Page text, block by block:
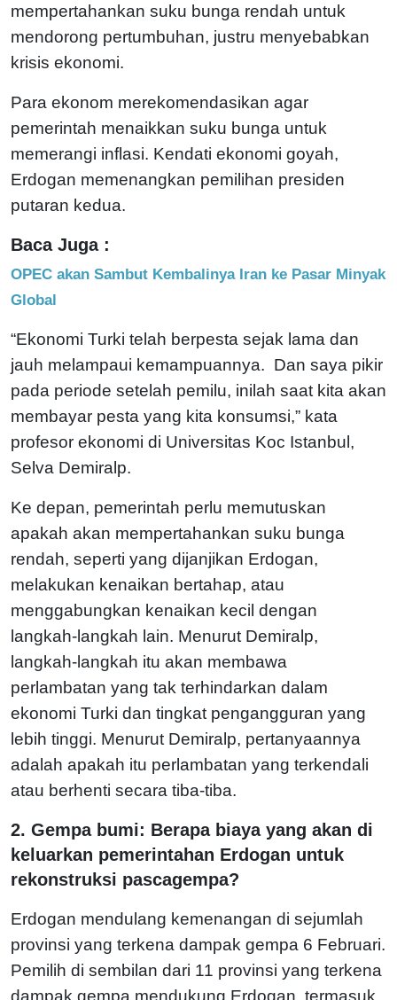
mempertahankan suku bunga rendah untuk
mendorong pertumbuhan, justru menyebabkan
krisis ekonomi.
Para ekonom merekomendasikan agar
pemerintah menaikkan suku bunga untuk
memerangi inflasi. Kendati ekonomi goyah,
Erdogan memenangkan pemilihan presiden
putaran kedua.
Baca Juga :
OPEC akan Sambut Kembalinya Iran ke Pasar Minyak
Global
“Ekonomi Turki telah berpesta sejak lama dan
jauh melampaui kemampuannya. Dan saya pikir
pada periode setelah pemilu, inilah saat kita akan
membayar pesta yang kita konsumsi,” kata
profesor ekonomi di Universitas Koc Istanbul,
Selva Demiralp.
Ke depan, pemerintah perlu memutuskan
apakah akan mempertahankan suku bunga
rendah, seperti yang dijanjikan Erdogan,
melakukan kenaikan bertahap, atau
menggabungkan kenaikan kecil dengan
langkah-langkah lain. Menurut Demiralp,
langkah-langkah itu akan membawa
perlambatan yang tak terhindarkan dalam
ekonomi Turki dan tingkat pengangguran yang
lebih tinggi. Menurut Demiralp, pertanyaannya
adalah apakah itu perlambatan yang terkendali
atau berhenti secara tiba-tiba.
2. Gempa bumi: Berapa biaya yang akan di
keluarkan pemerintahan Erdogan untuk
rekonstruksi pascagempa?
Erdogan mendulang kemenangan di sejumlah
provinsi yang terkena dampak gempa 6 Februari.
Pemilih di sembilan dari 11 provinsi yang terkena
dampak gempa mendukung Erdogan, termasuk